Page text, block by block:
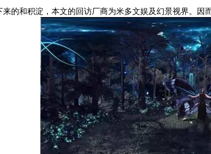
和积淀，本文的回访厂商为米多文娱及幻景视界。因